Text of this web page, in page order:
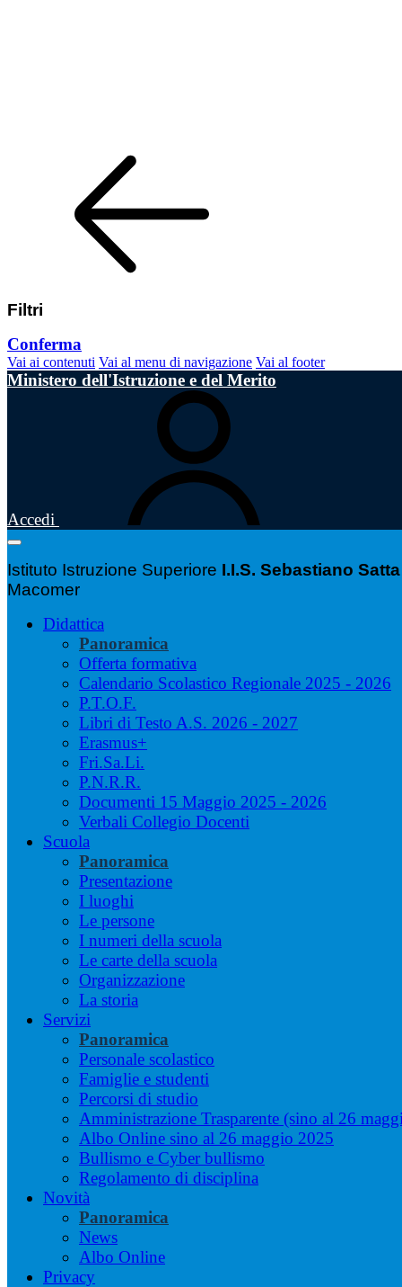
Filtri
Conferma
Vai ai contenuti Vai al menu di navigazione Vai al footer
Ministero dell'Istruzione e del Merito
Accedi
Istituto Istruzione Superiore I.I.S. Sebastiano Satta
Macomer
Didattica
Panoramica
Offerta formativa
Calendario Scolastico Regionale 2025 - 2026
P.T.O.F.
Libri di Testo A.S. 2026 - 2027
Erasmus+
Fri.Sa.Li.
P.N.R.R.
Documenti 15 Maggio 2025 - 2026
Verbali Collegio Docenti
Scuola
Panoramica
Presentazione
I luoghi
Le persone
I numeri della scuola
Le carte della scuola
Organizzazione
La storia
Servizi
Panoramica
Personale scolastico
Famiglie e studenti
Percorsi di studio
Amministrazione Trasparente (sino al 26
Albo Online sino al 26 maggio 2025
Bullismo e Cyber bullismo
Regolamento di disciplina
Novità
Panoramica
News
Albo Online
Privacy